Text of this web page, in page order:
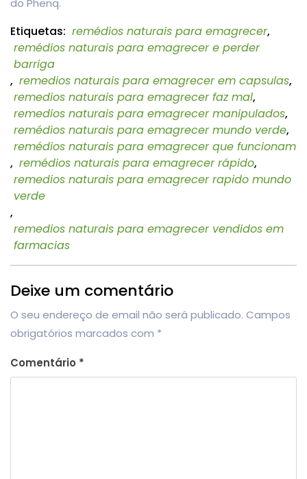
Etiquetas: remédios naturais para emagrecer,
remédios naturais para emagrecer e perder
barriga
, remedios naturais para emagrecer em capsulas,
remedios naturais para emagrecer faz mal,
remedios naturais para emagrecer manipulados,
remédios naturais para emagrecer mundo verde,
remédios naturais para emagrecer que funcionam
, remédios naturais para emagrecer rápido,
remedios naturais para emagrecer rapido mundo
verde
,
remedios naturais para emagrecer vendidos em
farmacias
Deixe um comentário
O seu endereço de email não será publicado. Campos
obrigatórios marcados com *
Comentário *